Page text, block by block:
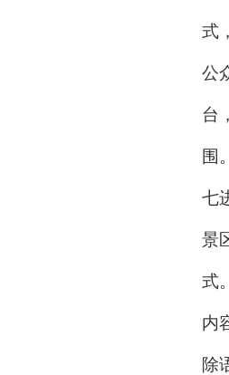
式
公
台
围。
七
景
式
内
除